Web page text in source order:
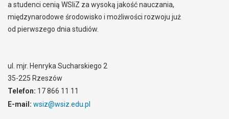
a studenci cenią WSIiZ za wysoką jakość nauczania,
międzynarodowe środowisko i możliwości rozwoju już
od pierwszego dnia studiów.
ul. mjr. Henryka Sucharskiego 2
35-225 Rzeszów
Telefon: 17 866 11 11
E-mail: wsiz@wsiz.edu.pl